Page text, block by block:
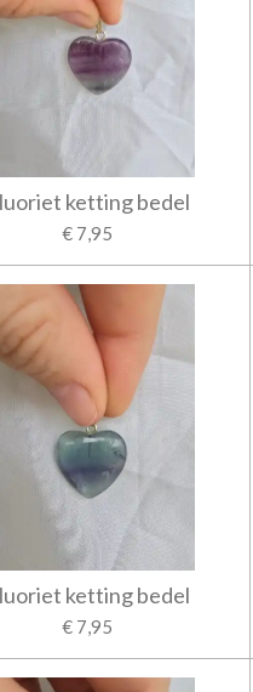
ketting bedel
€ 7,95
ketting bedel
€ 7,95